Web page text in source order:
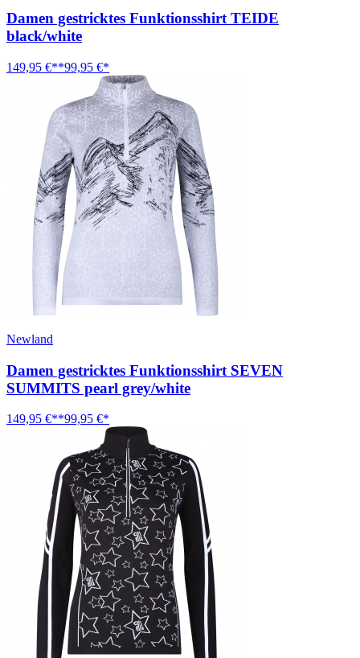
Damen gestricktes Funktionsshirt TEIDE
black/white
149,95 €**99,95 €*
Newland
Damen gestricktes Funktionsshirt SEVEN
SUMMITS pearl grey/white
149,95 €**99,95 €*